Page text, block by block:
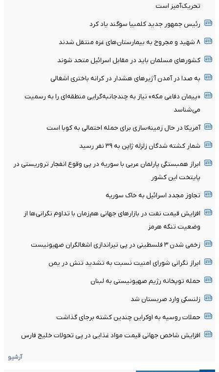
تحریک‌آمیز است
رئیس جمهور جدید کلمبیا سوگند یاد کرد
۸ شهید و مجروح به بیمارستان‌های غزه منتقل شدند
کشورهای مسلمان باید در مقابل اسرائیل متحد شوند
به صدا در آمدن آژیرهای هشدار در کرانه باختری اشغالی
«پیمان دفاعی مکه» نیاز به چندجانبه‌گرایی منطقه‌ای را به رسمیت
می‌شناسد
آمریکا در حال زمینه‌سازی برای حمله احتمالی به کوبا است
شمار کشته شدگان زلزله ژاپن به ۳۹ نفر رسید
ابراز همبستگی پارلمان عربی با سوریه در پی وقوع ‌انفجار تروریستی‌ در
پایتخت این کشور
تجاوز مجدد اسرائیل به خاک سوریه
افزایش قیمت نفت در بازارهای جهانی هم‌زمان با تداوم نگرانی‌ها از
وضعیت تنگه هرمز
زخمی شدن ۳ فلسطینی در پی تیراندازی اشغالگران صهیونیست
ابراز نگرانی شورای امنیت نسبت به تشدید تنش در یمن
حمله توپخانه رژیم صهیونیستی به لبنان
زلنسکی وارد صربستان شد
حملات روسیه به اوکراین چندین کشته برجای گذاشت
افزایش شاخص جهانی قیمت مواد غذایی در پی تحولات خلیج فارس
آرشیو